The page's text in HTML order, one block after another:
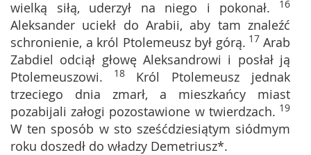
wielką siłą, uderzył na niego i pokonał. 16
Aleksander uciekł do Arabii, aby tam znaleźć
schronienie, a król Ptolemeusz był górą. 17 Arab
Zabdiel odciął głowę Aleksandrowi i posłał ją
Ptolemeuszowi. 18 Król Ptolemeusz jednak
trzeciego dnia zmarł, a mieszkańcy miast
pozabijali załogi pozostawione w twierdzach. 19
W ten sposób w sto sześćdziesiątym siódmym
roku doszedł do władzy Demetriusz*.